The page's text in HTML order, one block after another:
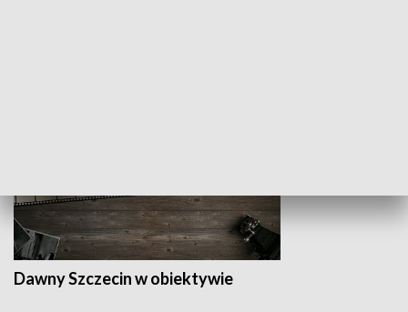
Dawny Szczecin w obiektywie